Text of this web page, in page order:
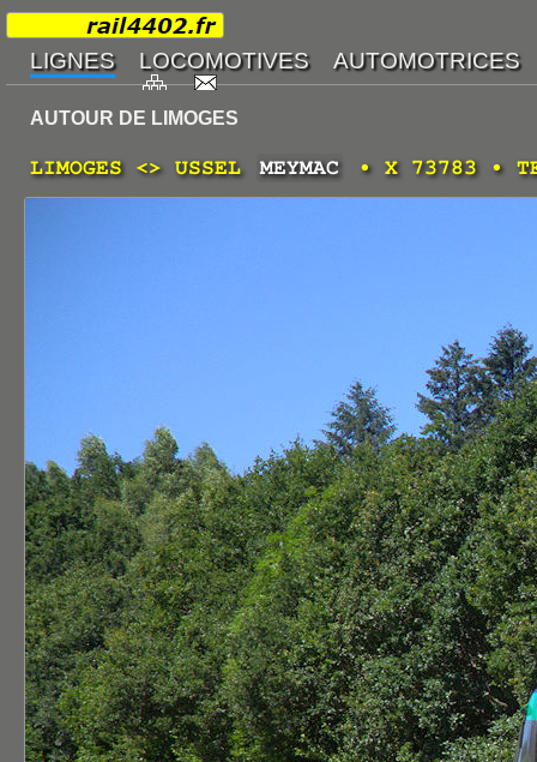
AUTOUR DE LIMOGES
LIMOGES <> USSEL MEYMAC • X 73783 •